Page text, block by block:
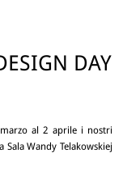
DAY
al 2 aprile i nostri
Wandy Telakowskiej